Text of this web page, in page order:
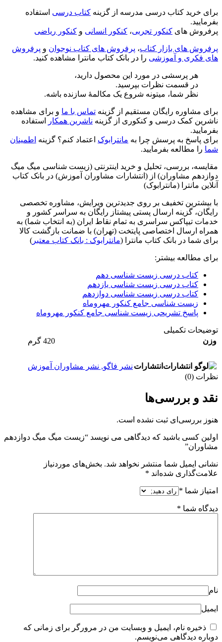
برای خرید کتاب درسی مدرسه از گزینه کتاب درسی استفاده
بفرمایید.
پرفروش های کنکور تجربی، کنکور انسانی و کنکور ریاضی
پرفروش های بازار کتاب، پرفروش های کتاب نوجوان و پرفروش
های فکری و آموزشی را در بانک کتاب مانترا مشاهده کنید.
هر پرسشی در مورد این محصول دارید،
در قسمت نظرات بپرسید.
نظر شما، میتونه شروع یک مکالمۀ سازنده باشه.
برای مشاوره رایگان مستقیم از گزینه تماس با ما و برای مشاهده
ناشرین کمک درسی و کنکوری از گزینه ناشرین همکار
استفاده
بفرمایید.
برای پاسخ به پرسش چرا به مانترابوک اعتماد کنم؟ گزینه اطمینان
شما را مطالعه بفرمایید.
مقایسه، بررسی، تحلیل و خرید اینترنتی (زیست شناسی میگ میگ
دوازدهم مشاوران) از (انتشارات مشاوران آموزش) در بانک کتاب
آنلاین مانترا (مانترابوک)
با بیشترین تخفیف بر روی جدیدترین ویرایش، مشاوره تخصصی
رایگان، گزینه ارسال پستی پیشتاز رایگان به سراسر کشور و
خدمات تیپاکس سراسری به تمام نقاط ایران (به انتخاب شما) به
همراه ارسال اختصاصی پایتخت (تهران) با ضمانت بازگشت کالا
برای شما در بانک کتاب مانترا (مانترابوک : بانک کتاب معتبر )
برای مطالعه بیشتر:
کتاب درسی زیست شناسی دهم
کتاب درسی زیست شناسی یازدهم
کتاب درسی زیست شناسی دوازدهم
زیست شناسی جامع کنکور مهروماه
پاسخ تشریحی زیست شناسی جامع کنکور مهروماه
توضیحات تکمیلی
وزن
420 گرم
انتشارات نشر فاگو, نشر مشاوران آموزش
نظرات (0)
نقد و بررسی‌ها
هنوز بررسی‌ای ثبت نشده است.
اولین کسی باشید که دیدگاهی می نویسد “زیست میگ میگ دوازدهم
مشاوران”
نشانی ایمیل شما منتشر نخواهد شد. بخش‌های موردنیاز
علامت‌گذاری شده‌اند *
امتیاز شما *
دیدگاه شما *
نام
ایمیل
ذخیره نام، ایمیل و وبسایت من در مرورگر برای زمانی که
دوباره دیدگاهی می‌نویسم.